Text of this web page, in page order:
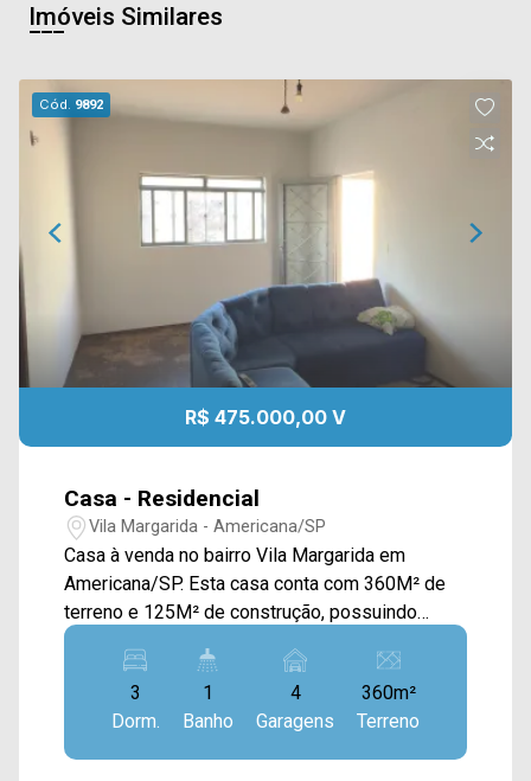
Imóveis Similares
Cód. 9892
R$ 475.000,00 V
Casa - Residencial
Vila Margarida - Americana/SP
Casa à venda no bairro Vila Margarida em
Americana/SP. Esta casa conta com 360M² de
terreno e 125M² de construção, possuindo
ampla sala de estar, sala de jantar, cozinha com
armários, amplo quintal e área de serviço
externa. > 03 quartos; > 01 banheiro social; > 04
vagas de garagem. *Aceita permuta. Localizado
próximo à Av. do Compositor, Rua São Vito e Av.
3
Dorm.
1
Banho
4
Garagens
360m²
Terreno